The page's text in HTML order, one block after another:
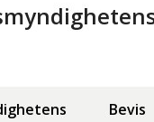
Bevis